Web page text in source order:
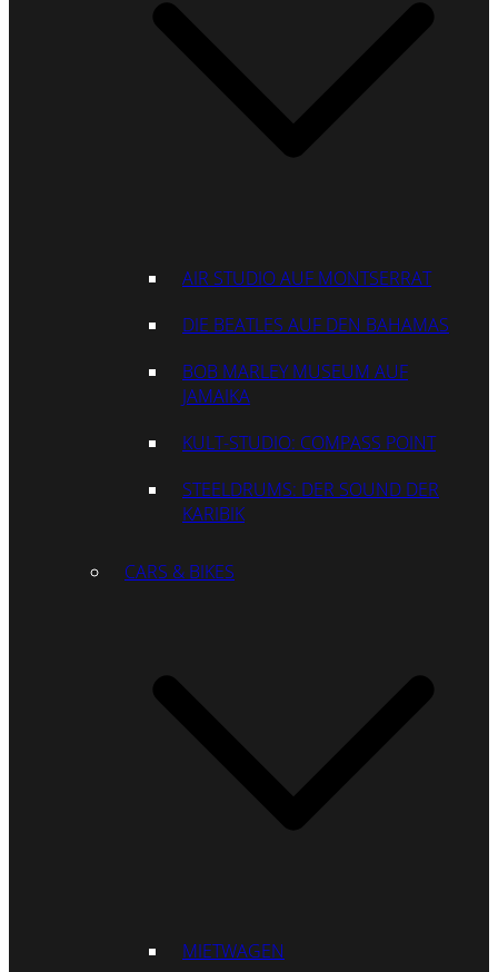
AIR STUDIO AUF MONTSERRAT
DIE BEATLES AUF DEN BAHAMAS
BOB MARLEY MUSEUM AUF
JAMAIKA
KULT-STUDIO: COMPASS POINT
STEELDRUMS: DER SOUND DER
KARIBIK
CARS & BIKES
MIETWAGEN